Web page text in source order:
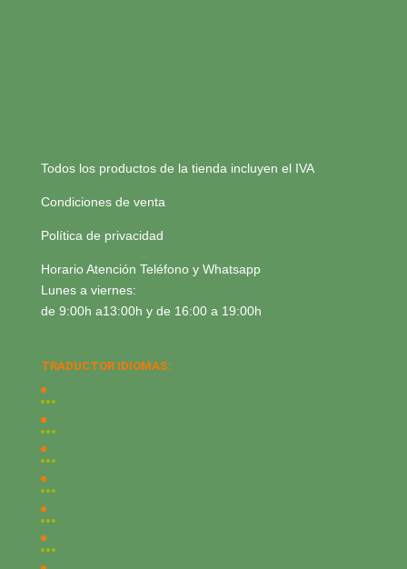
Todos los productos de la tienda incluyen el IVA
Condiciones de venta
Política de privacidad
Horario Atención Teléfono y Whatsapp
Lunes a viernes:
de 9:00h a13:00h y de 16:00 a 19:00h
TRADUCTOR IDIOMAS: